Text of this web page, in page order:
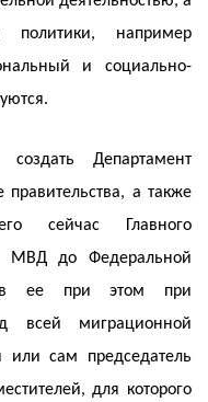
политики, например
и социально-
Департамент
а также
сейчас Главного
МВД до Федеральной
ее при этом при
всей миграционной
или сам председатель
для которого